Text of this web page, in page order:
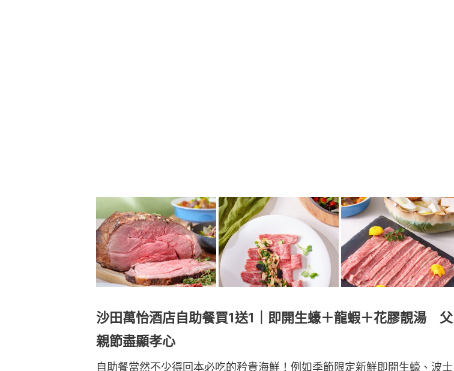
沙田萬怡酒店自助餐買1送1｜即開生蠔＋龍蝦＋花膠靚湯 父
親節盡顯孝心
自助餐當然不少得回本必吃的矜貴海鮮！例如季節限定新鮮即開生蠔、波士